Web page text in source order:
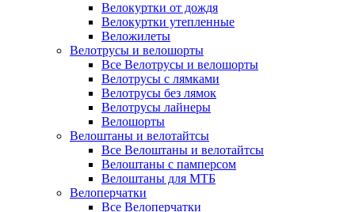
Велокуртки от дождя
Велокуртки утепленные
Веложилеты
Велотрусы и велошорты
Все Велотрусы и велошорты
Велотрусы с лямками
Велотрусы без лямок
Велотрусы лайнеры
Велошорты
Велоштаны и велотайтсы
Все Велоштаны и велотайтсы
Велоштаны с памперсом
Велоштаны для МТБ
Велоперчатки
Все Велоперчатки